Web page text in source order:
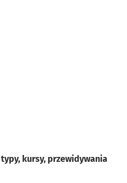
kursy, przewidywania